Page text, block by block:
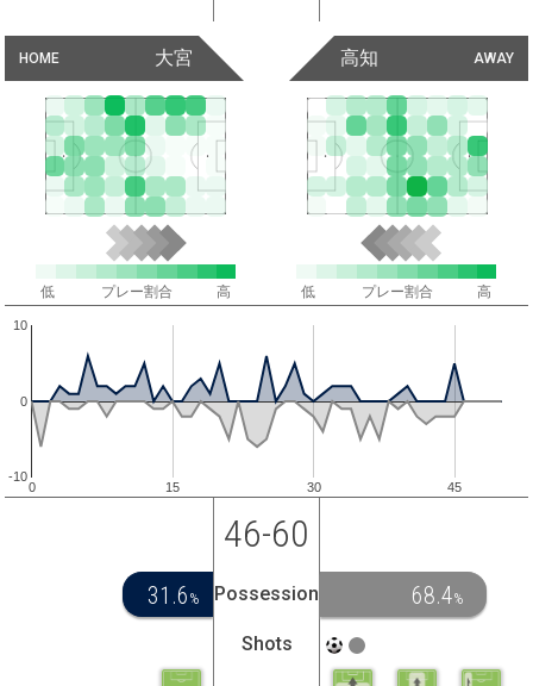
HOME 大宮 AWAY
高知
低 プレー割合 高 低 プレー割合 高
0 15 30 45
-10
0
10
46-60
31.6 % Possession 68.4%
Shots